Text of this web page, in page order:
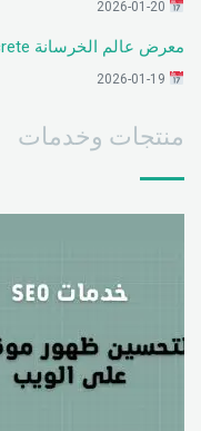
معرض عالم الخرسانة World of Concrete
منتجات وخدمات